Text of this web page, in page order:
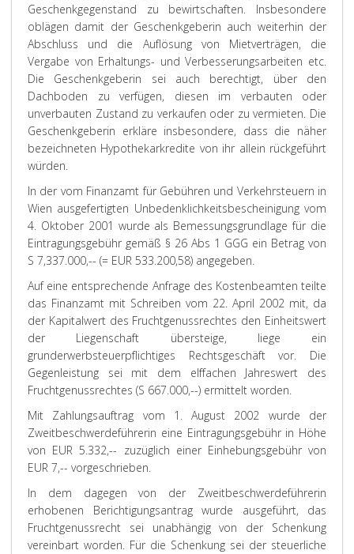
Geschenkgegenstand zu bewirtschaften. Insbesondere
oblägen damit der Geschenkgeberin auch weiterhin der
Abschluss und die Auflösung von Mietverträgen, die
Vergabe von Erhaltungs- und Verbesserungsarbeiten etc.
Die Geschenkgeberin sei auch berechtigt, über den
Dachboden zu verfügen, diesen im verbauten oder
unverbauten Zustand zu verkaufen oder zu vermieten. Die
Geschenkgeberin erkläre insbesondere, dass die näher
bezeichneten Hypothekarkredite von ihr allein rückgeführt
würden.
In der vom Finanzamt für Gebühren und Verkehrsteuern in
Wien ausgefertigten Unbedenklichkeitsbescheinigung vom
4. Oktober 2001 wurde als Bemessungsgrundlage für die
Eintragungsgebühr gemäß § 26 Abs 1 GGG ein Betrag von
S 7,337.000,-- (= EUR 533.200,58) angegeben.
Auf eine entsprechende Anfrage des Kostenbeamten teilte
das Finanzamt mit Schreiben vom 22. April 2002 mit, da
der Kapitalwert des Fruchtgenussrechtes den Einheitswert
der Liegenschaft übersteige, liege ein
grunderwerbsteuerpflichtiges Rechtsgeschäft vor. Die
Gegenleistung sei mit dem elffachen Jahreswert des
Fruchtgenussrechtes (S 667.000,--) ermittelt worden.
Mit Zahlungsauftrag vom 1. August 2002 wurde der
Zweitbeschwerdeführerin eine Eintragungsgebühr in Höhe
von EUR 5.332,-- zuzüglich einer Einhebungsgebühr von
EUR 7,-- vorgeschrieben.
In dem dagegen von der Zweitbeschwerdeführerin
erhobenen Berichtigungsantrag wurde ausgeführt, das
Fruchtgenussrecht sei unabhängig von der Schenkung
vereinbart worden. Für die Schenkung sei der steuerliche